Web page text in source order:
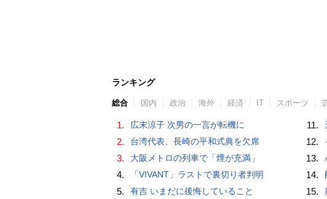
ランキング
総合 国内 政治 海外 経済 IT スポーツ
1. 広末涼子 次男の一言が転機に
2. 台湾代表、長崎の平和式典を欠席
3. 大阪メトロの列車で「煙が充満」
4. 「VIVANT」ラストで裏切り者判明
5. 有吉 いまだに後悔していること
11.
12.
13.
14.
15.